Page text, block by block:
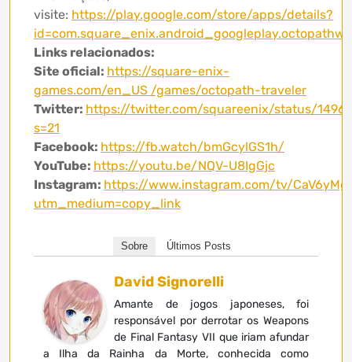
visite: https://play.google.com/store/apps/details?
id=com.square_enix.android_googleplay.octopathw
Links relacionados:
Site oficial: https://square-enix-
games.com/en_US /games/octopath-traveler
Twitter: https://twitter.com/squareenix/status/
s=21
Facebook: https://fb.watch/bmGcylGS1h/
YouTube: https://youtu.be/NQV-U8IgGjc
Instagram: https://www.instagram.com/tv/
utm_medium=copy_link
Sobre Últimos Posts
David Signorelli
Amante de jogos japoneses, foi
responsável por derrotar os Weapons
de Final Fantasy VII que iriam afundar
a Ilha da Rainha da Morte, conhecida como